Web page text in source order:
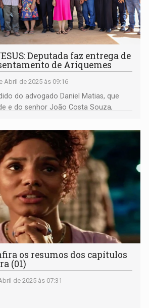
Deputada faz entrega de
de Ariquemes
Abril de 2025 às 09:16
do advogado Daniel Matias, que
e do senhor João Costa Souza,
os resumos dos capítulos
(01)
de 2025 às 07:31